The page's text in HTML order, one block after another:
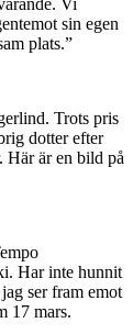
sin egen
plats.”
Trots pris
dotter efter
Här är en bild på
Har inte hunnit
ser fram emot
17 mars.